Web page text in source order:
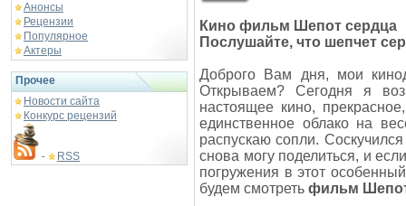
Анонсы
Рецензии
Популярное
Актеры
Прочее
Новости сайта
Конкурс рецензий
- RSS
Кино фильм Шепот сердца
Послушайте, что шепчет
Доброго Вам дня, мои
Открываем? Сегодня я
настоящее кино,
единственное облако на
распускаю сопли.
снова могу поделиться, и
погружения в этот
будем смотреть фильм